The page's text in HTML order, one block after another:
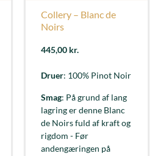
Collery – Blanc de
Noirs
445,00 kr.
Druer: 100% Pinot Noir
Smag: På grund af lang
lagring er denne Blanc
de Noirs fuld af kraft og
rigdom - Før
andengæringen på